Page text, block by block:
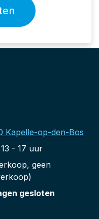
Kapelle-op-den-Bos
- 17 uur
geen
gesloten